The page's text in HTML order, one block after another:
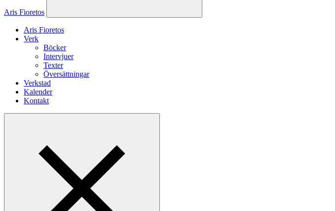
Aris Fioretos
Aris Fioretos
Verk
Böcker
Intervjuer
Texter
Översättningar
Verkstad
Kalender
Kontakt